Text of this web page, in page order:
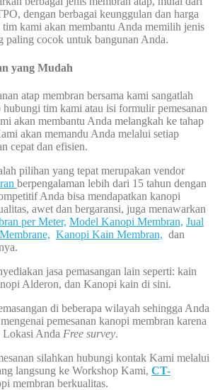
dengan berbagai keunggulan dan harga
tim kami akan membantu Anda memilih jenis
paling cocok untuk bangunan Anda.
yang Mudah
atap membran bersama kami sangatlah
tim kami atau isi formulir pemesanan
akan membantu Anda melangkah ke tahap
akan memandu Anda melalui setiap
cepat dan efisien.
pilihan yang tepat merupakan vendor
berpengalaman lebih dari 15 tahun dengan
Anda bisa mendapatkan kanopi
awet dan bergaransi, juga menawarkan
per Meter, Model Kanopi Membran, Jual
Kanopi Kain Membran, dan
jasa pemasangan lain seperti: kain
Alderon, dan Kanopi kain di sini.
di beberapa wilayah sehingga Anda
pemesanan kanopi membran karena
Lokasi Anda Free survey.
silahkan hubungi kontak Kami melalui
langsung ke Workshop Kami, CT-
membran berkualitas.